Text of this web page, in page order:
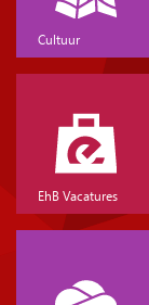
Cultuur
EhB Vacatures